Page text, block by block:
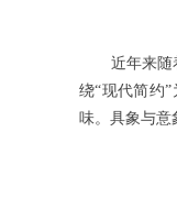
近年来随
绕“现代简约
味。具象与意